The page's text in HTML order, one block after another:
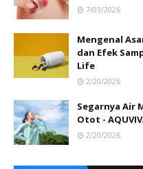
7/03/2026
Mengenal
dan Efek
Life
2/20/2026
Segarnya Air
Otot -
2/20/2026